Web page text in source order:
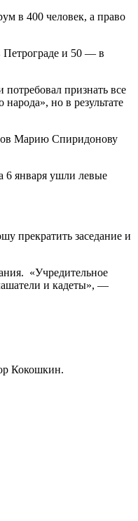
в 400 человек, а право
Петрограде и 50 — в
признать все
но в результате
Марию Спиридонову
6 января ушли левые
прекратить заседание и
«Учредительное
и кадеты», —
Кокошкин.